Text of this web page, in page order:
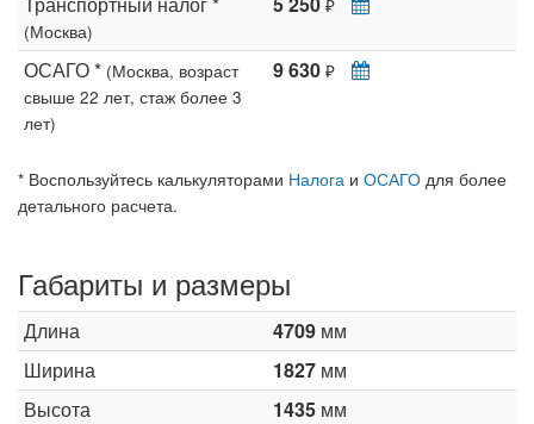
(Москва)
₽
ОСАГО * (Москва, возраст
свыше 22 лет, стаж более 3
лет)
9 630 ₽
* Воспользуйтесь калькуляторами Налога и ОСАГО для более
детального расчета.
Габариты и размеры
Длина 4709 мм
Ширина
1827 мм
Высота
1435 мм